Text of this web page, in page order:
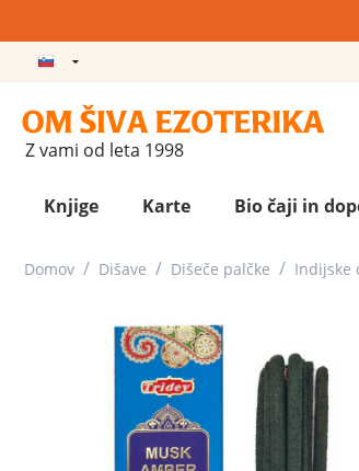
Z vami od leta 1998
Knjige Karte Bio čaji in
Domov / Dišave / Dišeče palčke / Indijske